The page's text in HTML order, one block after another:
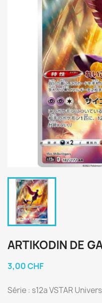
ARTIKODIN DE
3,00 CHF
Série : s12a VSTAR